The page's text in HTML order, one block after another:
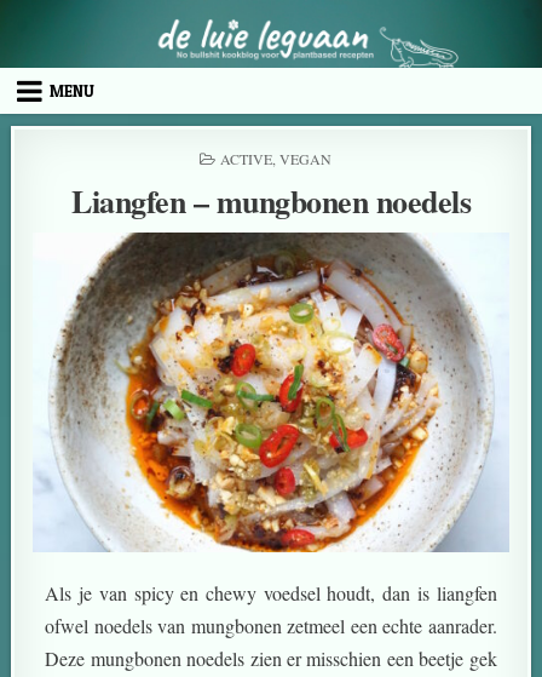
MENU
ACTIVE, VEGAN
Liangfen – mungbonen noedels
Als je van spicy en chewy voedsel houdt, dan is liangfen
ofwel noedels van mungbonen zetmeel een echte aanrader.
Deze mungbonen noedels zien er misschien een beetje gek